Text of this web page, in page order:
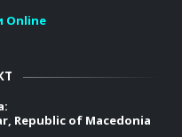
Online
Republic of Macedonia